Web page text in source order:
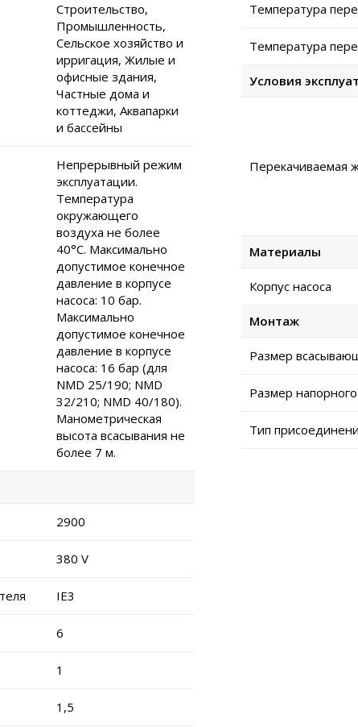
Строительство,
Промышленность,
Сельское хозяйство и
ирригация, Жилые и
офисные здания,
Частные дома и
коттеджи, Аквапарки
и бассейны
Непрерывный режим
эксплуатации.
Температура
окружающего
воздуха не более
40°C. Максимально
допустимое конечное
давление в корпусе
насоса: 10 бар.
Максимально
допустимое конечное
давление в корпусе
насоса: 16 бар (для
NMD 25/190; NMD
32/210; NMD 40/180).
Манометрическая
высота всасывания не
более 7 м.
2900
380 V
IE3
6
1
1,5
Температура
Температура
Условия
Перекачиваемая
Материалы
Корпус насоса
Монтаж
Размер
Размер
Тип